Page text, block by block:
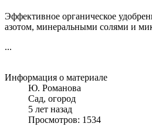
Эффективное органическое
азотом, минеральными солями и
...
Информация о материале
Ю. Романова
Сад, огород
5 лет назад
Просмотров: 1534